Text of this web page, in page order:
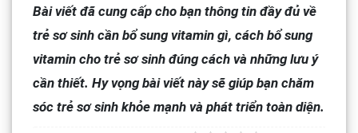
Bài viết đã cung cấp cho bạn thông tin đầy đủ về
trẻ sơ sinh cần bổ sung vitamin gì, cách bổ sung
vitamin cho trẻ sơ sinh đúng cách và những lưu ý
cần thiết. Hy vọng bài viết này sẽ giúp bạn chăm
sóc trẻ sơ sinh khỏe mạnh và phát triển toàn diện.